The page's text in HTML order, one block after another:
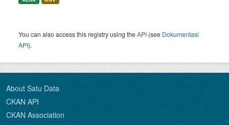
You can also access this registry using theAPI (see Dokumentasi
API).
About Satu Data
CKAN API
CKAN Association